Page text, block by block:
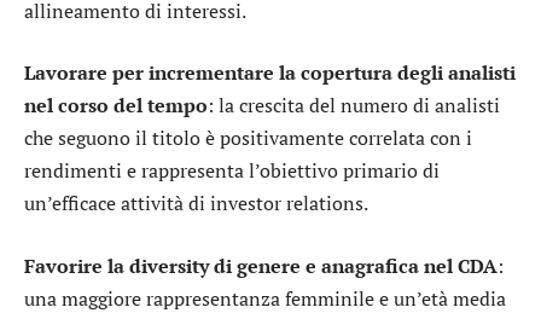
allineamento di interessi.
Lavorare per incrementare la copertura degli analisti
nel corso del tempo: la crescita del numero di analisti
che seguono il titolo è positivamente correlata con i
rendimenti e rappresenta l’obiettivo primario di
un’efficace attività di investor relations.
Favorire la diversity di genere e anagrafica nel CDA:
una maggiore rappresentanza femminile e un’età media